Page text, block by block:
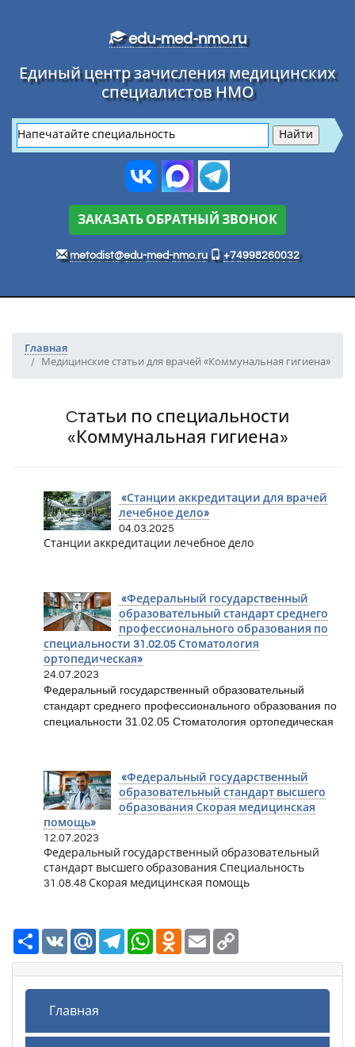
edu-med-nmo.ru
Единый центр зачисления медицинских
специалистов НМО
ЗАКАЗАТЬ ОБРАТНЫЙ ЗВОНОК
metodist@edu-med-nmo.ru +74998260032
Главная
Медицинские статьи для врачей «Коммунальная гигиена»
Cтатьи по специальности
«Коммунальная гигиена»
«Станции аккредитации для врачей
лечебное дело»
04.03.2025
Станции аккредитации лечебное дело
«Федеральный государственный
образовательный стандарт среднего
профессионального образования по
специальности 31.02.05 Стоматология
ортопедическая»
24.07.2023
Федеральный государственный образовательный
стандарт среднего профессионального образования по
специальности 31.02.05 Стоматология ортопедическая
«Федеральный государственный
образовательный стандарт высшего
образования Скорая медицинская
помощь»
12.07.2023
Федеральный государственный образовательный
стандарт высшего образования Специальность
31.08.48 Скорая медицинская помощь
РесурсVK Mail.Ru TelegramWhatsAppOdnoklassniki
Email
Главная